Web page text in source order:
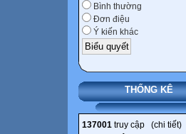
Bình thường
Đơn điệu
Ý kiến khác
THỐNG KÊ
137001 truy cập (chi tiết)